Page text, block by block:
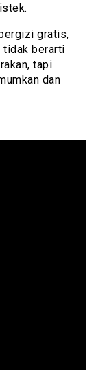
gratis,
tidak berarti
tapi
dan